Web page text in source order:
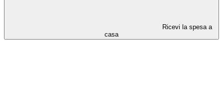
Ricevi la spesa a
casa